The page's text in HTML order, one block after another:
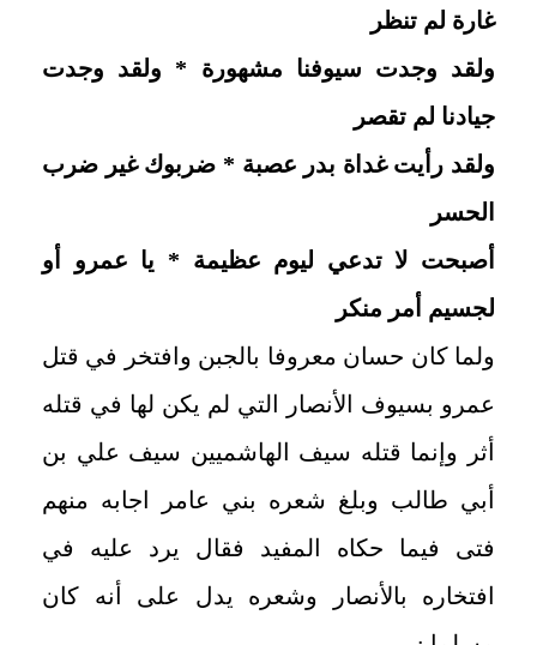
غارة لم تنظر
ولقد وجدت سيوفنا مشهورة * ولقد وجدت
جيادنا لم تقصر
ولقد رأيت غداة بدر عصبة * ضربوك غير ضرب
الحسر
أصبحت لا تدعي ليوم عظيمة * يا عمرو أو
لجسيم أمر منكر
ولما كان حسان معروفا بالجبن وافتخر في قتل
عمرو بسيوف الأنصار التي لم يكن لها في قتله
أثر وإنما قتله سيف الهاشميين سيف علي بن
أبي طالب وبلغ شعره بني عامر اجابه منهم
فتى فيما حكاه المفيد فقال يرد عليه في
افتخاره بالأنصار وشعره يدل على أنه كان